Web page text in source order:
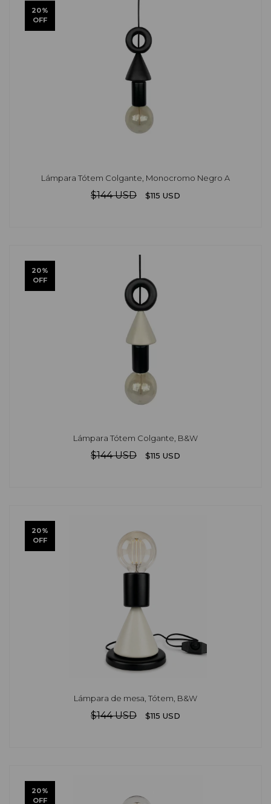
20%
OFF
Lámpara Tótem Colgante, Monocromo Negro A
$144 USD $115 USD
20%
OFF
Lámpara Tótem Colgante, B&W
$144 USD $115 USD
20%
OFF
Lámpara de mesa, Tótem, B&W
$144 USD $115 USD
20%
OFF